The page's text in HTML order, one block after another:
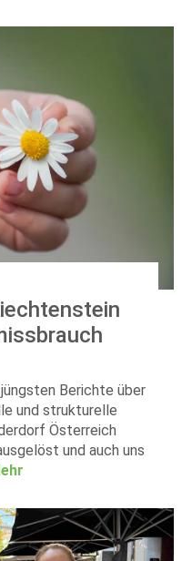
jüngsten Berichte über
und strukturelle
Österreich
und auch uns